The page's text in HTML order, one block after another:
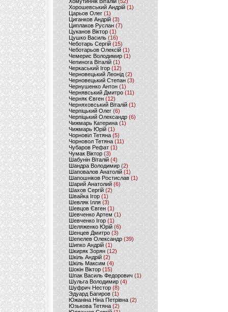
Хорошевський Андрій (1)
Царьов Олег (1)
Циганков Андрій (3)
Циплаков Руслан(7)
Цуканов Віктор (1)
Цушко Василь (16)
Чеботарь Сергій (15)
Чеботарьов Олексій (1)
Чемерис Володимир (1)
Чепинога Віталій (1)
Черкаський Ігор (12)
Черновецький Леонід(2)
Черновецький Степан (3)
Чернушенко Антон (1)
Чернявський Дмитро(11)
Черняк Євген(12)
Черняховський Віталій (1)
Черпіцький Олег (6)
Черпіцький Олександр (6)
Чижмарь Катерина (1)
Чижмарь Юрій (1)
Чорновіл Тетяна (5)
Чорновол Тетяна (11)
Чубаров Рефат (1)
Чумак Віктор(3)
Шабунін Віталій (4)
Шандра Володимир (2)
Шаповалов Анатолій(1)
Шапошніков Ростислав(1)
Шарий Анатолий(6)
Шахов Сергій(2)
Швайка Ігор (1)
Шевляк Ілля (3)
Шевцов Євген (1)
Шевченко Артем(1)
Шевченко Ігор(1)
Шеляженко Юрій (6)
Шенцев Дмитро (3)
Шепелев Олександр (39)
Шипко Андрій(1)
Шкиряк Зорян(12)
Шкіль Андрій(2)
Шкіль Максим (4)
Шокін Віктор (15)
Шпак Василь Федорович (1)
Шульга Володимир (4)
Шуфрич Нестор(8)
Эдуард Багиров (1)
Южаніна Ніна Петрівна (2)
Юзькова Тетяна(2)